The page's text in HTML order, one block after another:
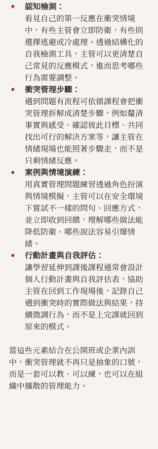
認知檢測：
看見自己的第一反應在衝突情境
中，有些主管會立即防衛，有些則
選擇逃避或冷處理。透過結構化的
自我檢測工具，主管可以更清楚自
己常見的反應模式，進而思考哪些
行為需要調整。
衝突管理步驟：
遇到問題有流程可依循課程會把衝
突管理拆解成清楚步驟，例如釐清
事實與感受、確認彼此目標、共同
找出可行的解決方案等，讓主管在
情緒現場也能照著步驟走，而不是
只剩情緒反應。
案例與情境演練：
用真實管理問題練習透過角色扮演
與情境模擬，主管可以在安全環境
下嘗試不一樣的問句、回應方式，
並立即收到回饋，理解哪些做法能
降低防衛、哪些說法容易引爆情
緒。
行動計畫與自我評估：
讓學習延伸到課後課程通常會設計
個人行動計畫與自我評估表，協助
主管在回到工作現場後，記錄自己
遇到衝突時的實際做法與結果，持
續微調行為，而不是上完課就回到
原來的模式。
當這些元素結合在公開班或企業內訓
中，衝突管理就不再只是抽象的口號，
而是一套可以教、可以練，也可以在組
織中擴散的管理能力。